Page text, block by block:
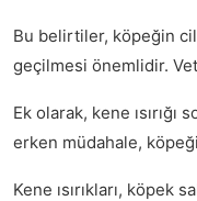
Bu belirtiler, köpeğin
geçilmesi önemlidir.
Ek olarak, kene ısırığı
erken müdahale,
Kene ısırıkları,